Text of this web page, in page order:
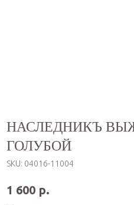
НАСЛЕДНИКЪ
ГОЛУБОЙ
SKU: 04016-11004
1 600 р.